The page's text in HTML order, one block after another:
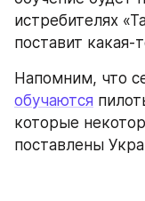
истребителях
поставит какая-
обучаются
которые
поставлены